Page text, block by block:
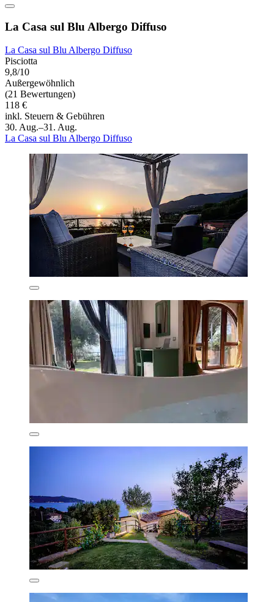
La Casa sul Blu Albergo Diffuso
La Casa sul Blu Albergo Diffuso
Pisciotta
9,8/10
Außergewöhnlich
(21 Bewertungen)
118 €
inkl. Steuern & Gebühren
30. Aug.–31. Aug.
La Casa sul Blu Albergo Diffuso